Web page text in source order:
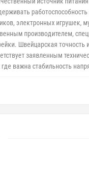
электронных игрушек,
производителем,
Швейцарская точность
заявленным
важна стабильность